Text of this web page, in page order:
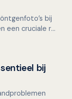
bij
een cruciale rol
bij